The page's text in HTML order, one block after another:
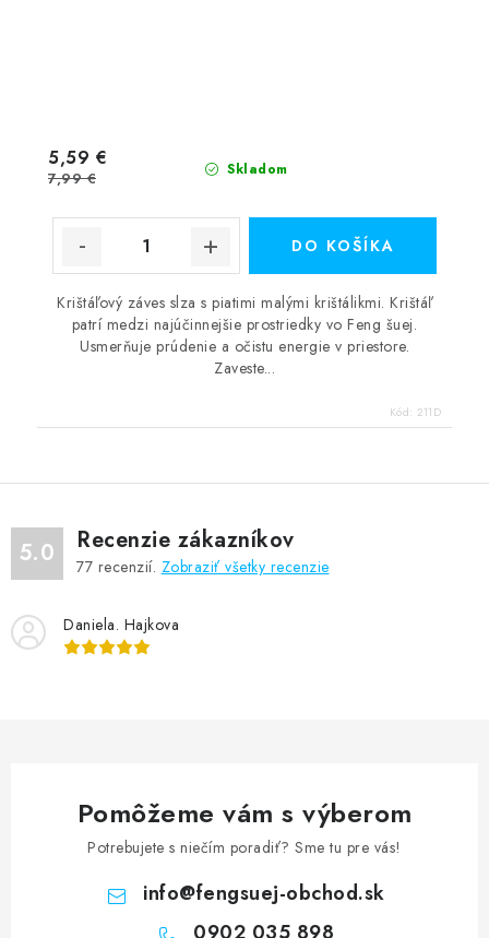
Skladom
5,59 €
7,99 €
DO KOŠÍKA
Krištáľový záves slza s piatimi malými krištálikmi. Krištáľ
patrí medzi najúčinnejšie prostriedky vo Feng šuej.
Usmerňuje prúdenie a očistu energie v priestore.
Zaveste...
Kód: 211D
5.0 Recenzie zákazníkov
77 recenzií. Zobraziť všetky recenzie
Daniela. Hajkova
Pomôžeme vám s výberom
Potrebujete s niečím poradiť? Sme tu pre vás!
info@fengsuej-obchod.sk
0902 035 898